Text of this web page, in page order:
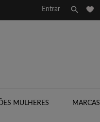
Entrar 
MULHERES MARCAS